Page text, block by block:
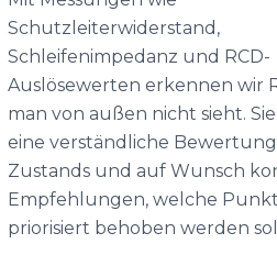
Schutzleiterwiderstand,
Schleifenimpedanz und RCD-
Auslösewerten erkennen wir
man von außen nicht sieht.
eine verständliche
Zustands und auf Wunsch
Empfehlungen, welche
priorisiert behoben werden